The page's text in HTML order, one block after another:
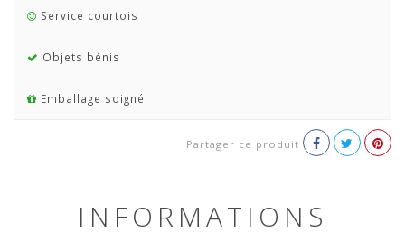
Service courtois
Objets bénis
Emballage soigné
Partager ce produit
INFORMATIONS